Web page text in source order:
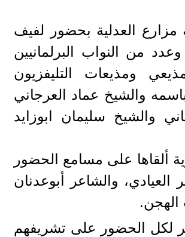
العدلية بحضور لفيف
من النواب البرلمانيين
ومذيعات التليفزيون
والشيخ عماد العرجاني
والشيخ سليمان ابوزايد
ألقاها على مسامع الحضور
والشاعر أبوعدنان
الهجن.
لكل الحضور على تشريفهم